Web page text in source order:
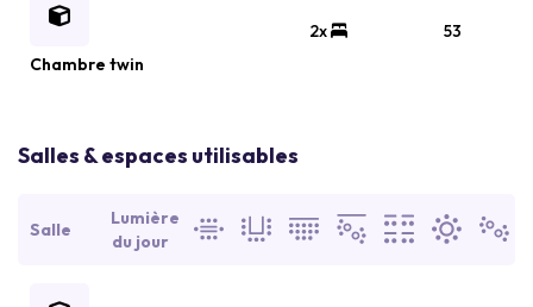
Chambre twin
2x 53
Salles & espaces utilisables
Salle
Lumière
du jour